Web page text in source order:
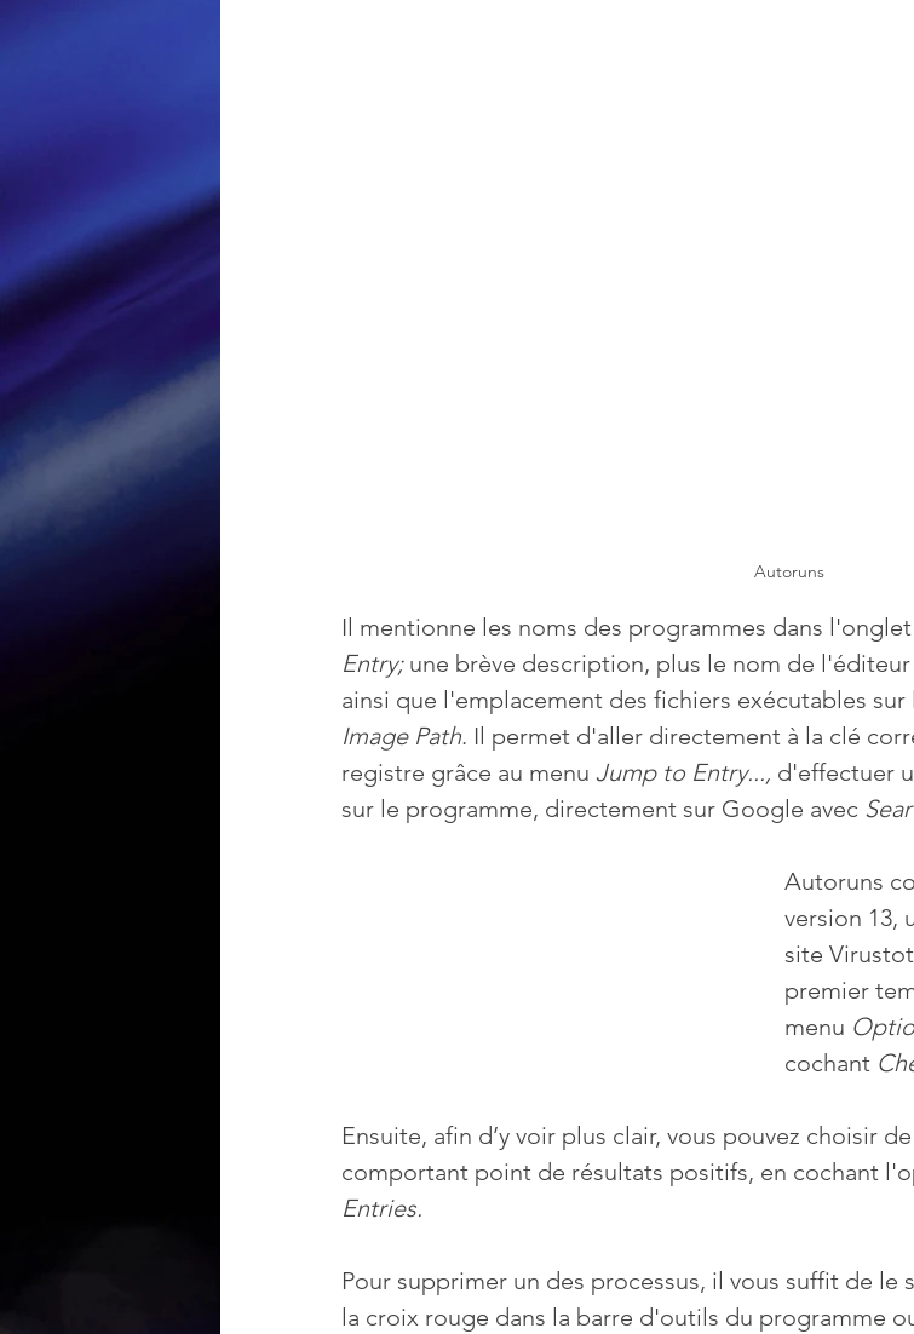
Autoruns
Il mentionne les noms des programmes dans l'onglet
Entry; une brève description, plus le nom de l'éditeur
ainsi que l'emplacement des fichiers exécutables
Image Path. Il permet d'aller directement à la clé
registre grâce au menu Jump to Entry..., d'effectuer
sur le programme, directement sur Google avec
Autoruns
version 13,
site
premier
menu
cochant
Ensuite, afin d’y voir plus clair, vous pouvez choisir
comportant point de résultats positifs, en cochant
Entries.
Pour supprimer un des processus, il vous suffit de
la croix rouge dans la barre d'outils du programme